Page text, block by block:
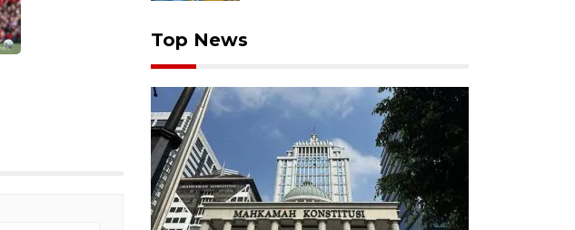
Top News